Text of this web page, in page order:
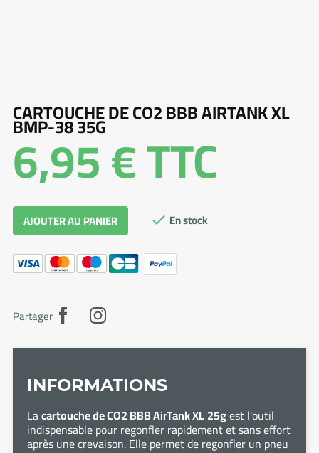
INFORMATIONS
Lacartouche de CO2 BBB AirTank XL25gest l'outil
indispensable pour regonfler rapidement et sans effort
après une crevaison. Elle permet de regonfler un pneu
CARTOUCHE DE CO2 BBB AIRTANK XL
BMP-38 35G
6,95 €TTC
AJOUTER AU PANIER  En stock
Partager